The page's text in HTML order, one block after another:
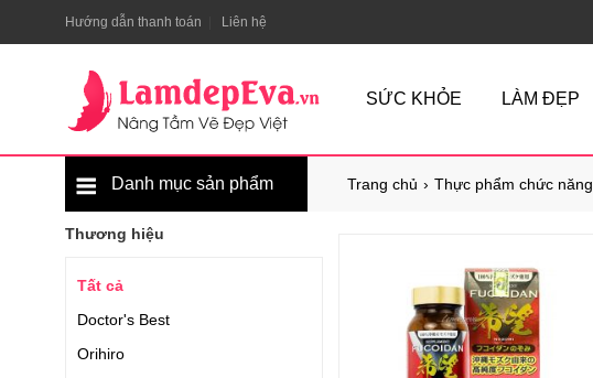
Hướng dẫn thanh toán Liên hệ
SỨC KHỎE LÀM ĐẸP
Trang chủ Thực phẩm chức năng
Danh mục sản phẩm
Thương hiệu
Tất cả
Doctor's Best
Orihiro